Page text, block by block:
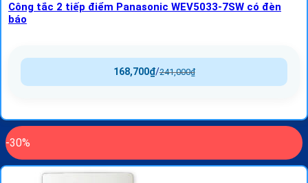
Công tắc 2 tiếp điểm Panasonic WEV5033-7SW có đèn
báo
241,000₫
/
168,700₫
-30%